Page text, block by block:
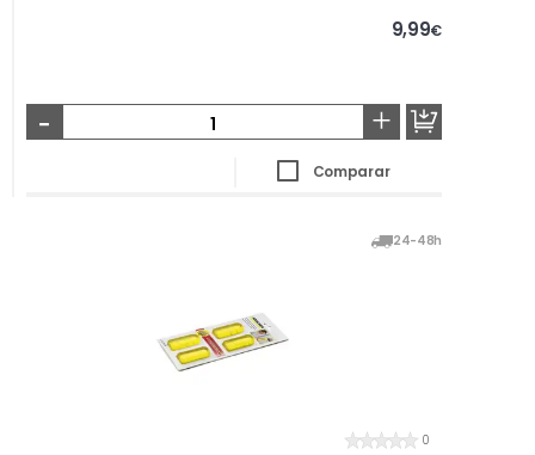
9,99€
- +
Comparar
24-48h
0